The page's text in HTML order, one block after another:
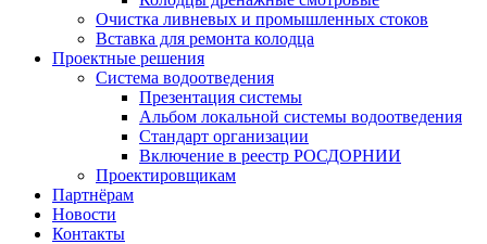
Очистка ливневых и промышленных стоков
Вставка для ремонта колодца
Проектные решения
Система водоотведения
Презентация системы
Альбом локальной системы водоотведения
Стандарт организации
Включение в реестр РОСДОРНИИ
Проектировщикам
Партнёрам
Новости
Контакты